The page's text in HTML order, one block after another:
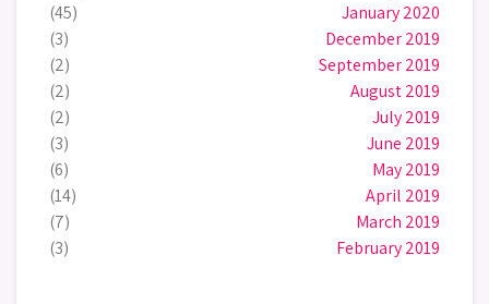
January 2020
(45)
December 2019
(3)
September 2019
(2)
August 2019
(2)
July 2019
(2)
June 2019
(3)
May 2019
(6)
April 2019
(14)
March 2019
(7)
February 2019
(3)